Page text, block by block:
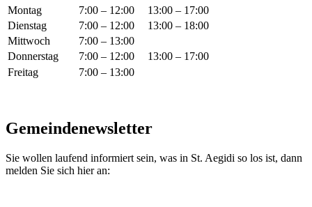
Montag 7:00 – 12:00
13:00 – 17:00
Dienstag
7:00 – 12:00
13:00 – 18:00
Mittwoch
7:00 – 13:00
Donnerstag
7:00 – 12:00
13:00 – 17:00
Freitag
7:00 – 13:00
Gemeindenewsletter
Sie wollen laufend informiert sein, was in St. Aegidi so los ist, dann
melden Sie sich hier an: